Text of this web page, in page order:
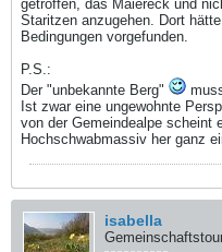
getroffen, das Maiereck und
Staritzen anzugehen. Dort
Bedingungen vorgefunden.
P.S.:
Der "unbekannte Berg"
Ist zwar eine ungewohnte
von der Gemeindealpe scheint
Hochschwabmassiv her ganz
isabella